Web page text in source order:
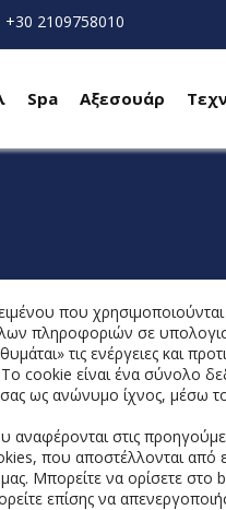
Spa Αξεσουάρ
που
πληροφοριών σε
τις ενέργειες και
cookie είναι ένα σύνολο
ως ανώνυμο ίχνος, μέσω
αναφέρονται στις
που αποστέλλονται
Μπορείτε να ορίσετε
επίσης να
+30 2109758010